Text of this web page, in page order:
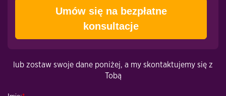
Umów się na bezpłatne
konsultacje
lub zostaw swoje dane poniżej, a my skontaktujemy się z
Tobą